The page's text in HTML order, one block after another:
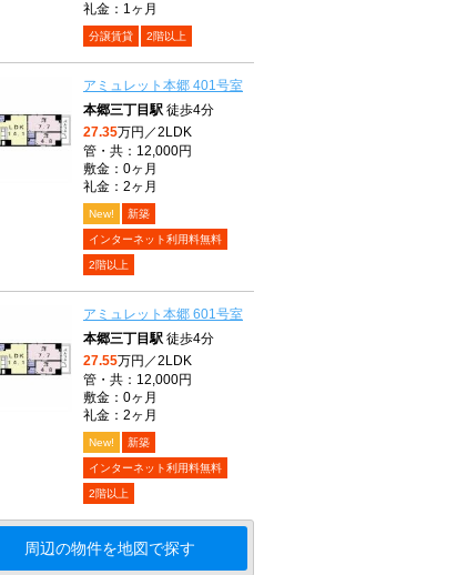
礼金：1ヶ月
分譲賃貸 2階以上
アミュレット本郷 401号室
本郷三丁目駅 徒歩4分
27.35万円／2LDK
管・共：12,000円
敷金：0ヶ月
礼金：2ヶ月
New! 新築
インターネット利用料無料
2階以上
アミュレット本郷 601号室
本郷三丁目駅 徒歩4分
27.55万円／2LDK
管・共：12,000円
敷金：0ヶ月
礼金：2ヶ月
New! 新築
インターネット利用料無料
2階以上
周辺の物件を地図で探す